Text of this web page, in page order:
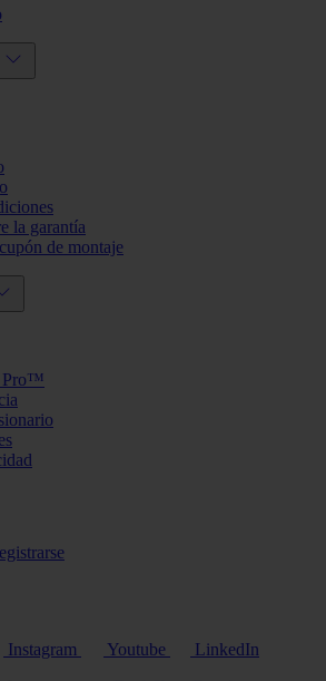
la garantía
de montaje
Pro™
Instagram Youtube
LinkedIn